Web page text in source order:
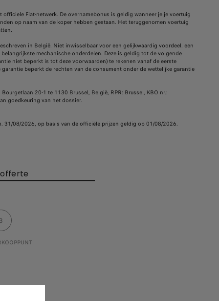
Fiat-netwerk. De overnamebonus is geldig wanneer je je voertuig
op naam van de koper hebben gestaan. Het teruggenomen voertuig
in België. Niet inwisselbaar voor een gelijkwaardig voordeel. een
mechanische onderdelen. Deze is geldig tot de volgende
niet beperkt is tot deze voorwaarden) te rekenen vanaf de eerste
beperkt de rechten van de consument onder de wettelijke garantie
20-1 te 1130 Brussel, België, RPR: Brussel, KBO nr.:
goedkeuring van het dossier.
31/08/2026, op basis van de officiële prijzen geldig op 01/08/2026.
3